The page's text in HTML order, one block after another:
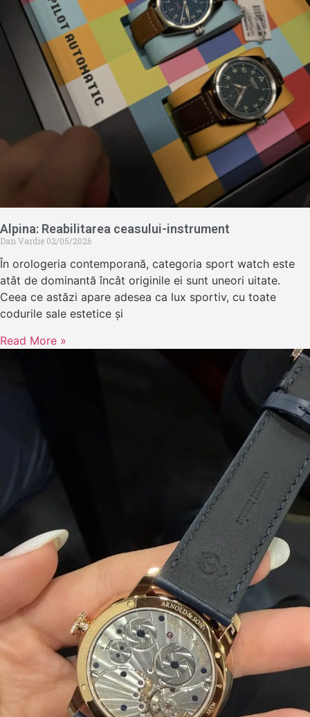
Alpina: Reabilitarea ceasului-instrument
Dan Vardie 02/05/2026
În orologeria contemporană, categoria sport watch este
atât de dominantă încât originile ei sunt uneori uitate.
Ceea ce astăzi apare adesea ca lux sportiv, cu toate
codurile sale estetice și
Read More »